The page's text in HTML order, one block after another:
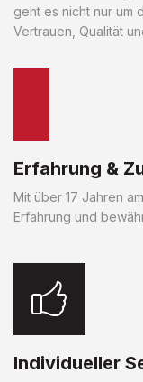
geht es nicht nur um
Vertrauen, Qualität
Erfahrung &
Mit über 17 Jahren
Erfahrung und
Individueller